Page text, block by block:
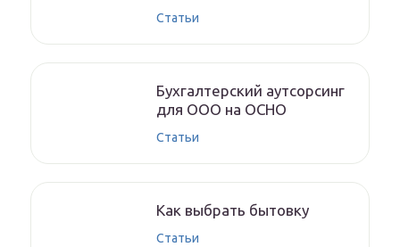
Статьи
Бухгалтерский аутсорсинг
для ООО на ОСНО
Статьи
Как выбрать бытовку
Статьи